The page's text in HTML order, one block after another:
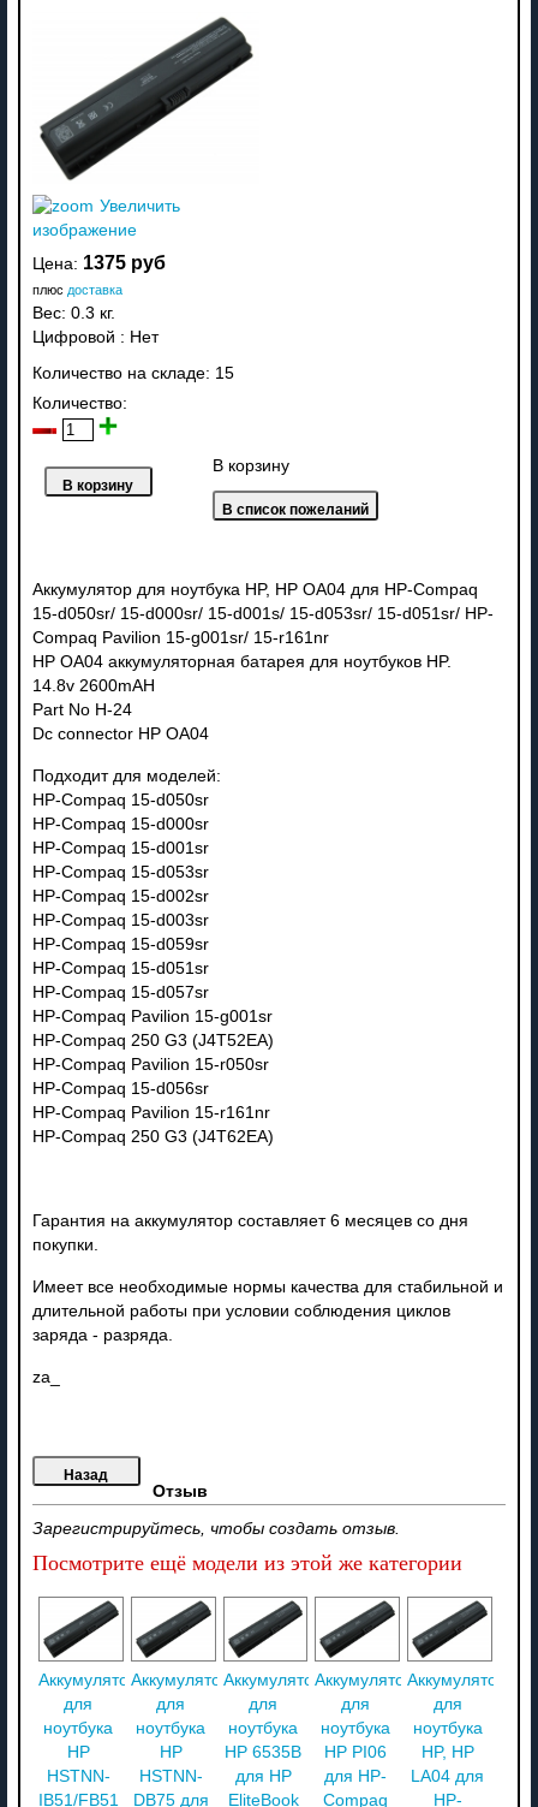
Увеличить
изображение
Цена: 1375 руб
плюс доставка
Вес: 0.3 кг.
Цифровой : Нет
Количество на складе: 15
Количество:
В корзину
Аккумулятор для ноутбука HP, HP OA04 для HP-Compaq
15-d050sr/ 15-d000sr/ 15-d001s/ 15-d053sr/ 15-d051sr/ HP-
Compaq Pavilion 15-g001sr/ 15-r161nr
HP OA04 аккумуляторная батарея для ноутбуков HP.
14.8v 2600mAH
Part No H-24
Dc connector HP OA04
Подходит для моделей:
HP-Compaq 15-d050sr
HP-Compaq 15-d000sr
HP-Compaq 15-d001sr
HP-Compaq 15-d053sr
HP-Compaq 15-d002sr
HP-Compaq 15-d003sr
HP-Compaq 15-d059sr
HP-Compaq 15-d051sr
HP-Compaq 15-d057sr
HP-Compaq Pavilion 15-g001sr
HP-Compaq 250 G3 (J4T52EA)
HP-Compaq Pavilion 15-r050sr
HP-Compaq 15-d056sr
HP-Compaq Pavilion 15-r161nr
HP-Compaq 250 G3 (J4T62EA)
Гарантия на аккумулятор составляет 6 месяцев со дня
покупки.
Имеет все необходимые нормы качества для стабильной и
длительной работы при условии соблюдения циклов
заряда - разряда.
za_
Отзыв
Зарегистрируйтесь, чтобы создать отзыв.
Посмотрите ещё модели из этой же категории
Аккумулятор
для
ноутбука
HP
HSTNN-
IB51/FB51
Аккумулятор
для
ноутбука
HP
HSTNN-
DB75 для
Аккумулятор
для
ноутбука
HP 6535B
для HP
EliteBook
Аккумулятор
для
ноутбука
HP PI06
для HP-
Compaq
Аккумулятор
для
ноутбука
HP, HP
LA04 для
HP-